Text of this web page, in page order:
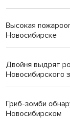
Высокая
Новосибирске
Двойня выдрят
Новосибирского
Гриб-зомби
Новосибирском